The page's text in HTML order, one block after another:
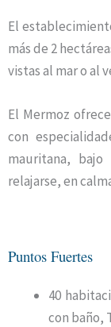
El
más de 2
vistas al mar o al
El Mermoz
con
mauritana,
relajarse, en
Puntos Fuertes
40
con baño,